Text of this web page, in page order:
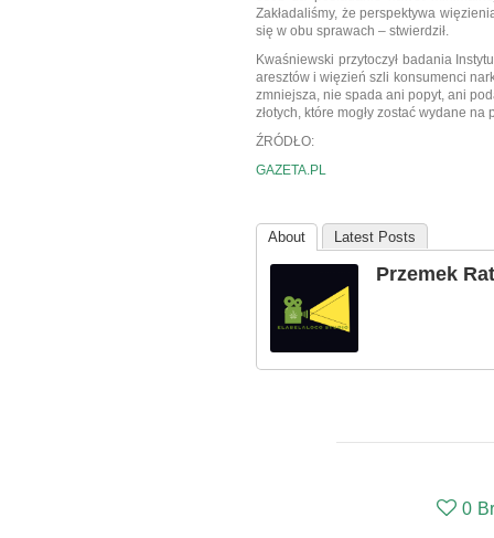
Zakładaliśmy, że perspektywa
się w obu sprawach – stwierdził.
Kwaśniewski przytoczył badania
aresztów i więzień szli konsumenci
zmniejsza, nie spada ani popyt, ani
złotych, które mogły zostać wydane
ŹRÓDŁO:
GAZETA.PL
About Latest Posts
Przemek
0